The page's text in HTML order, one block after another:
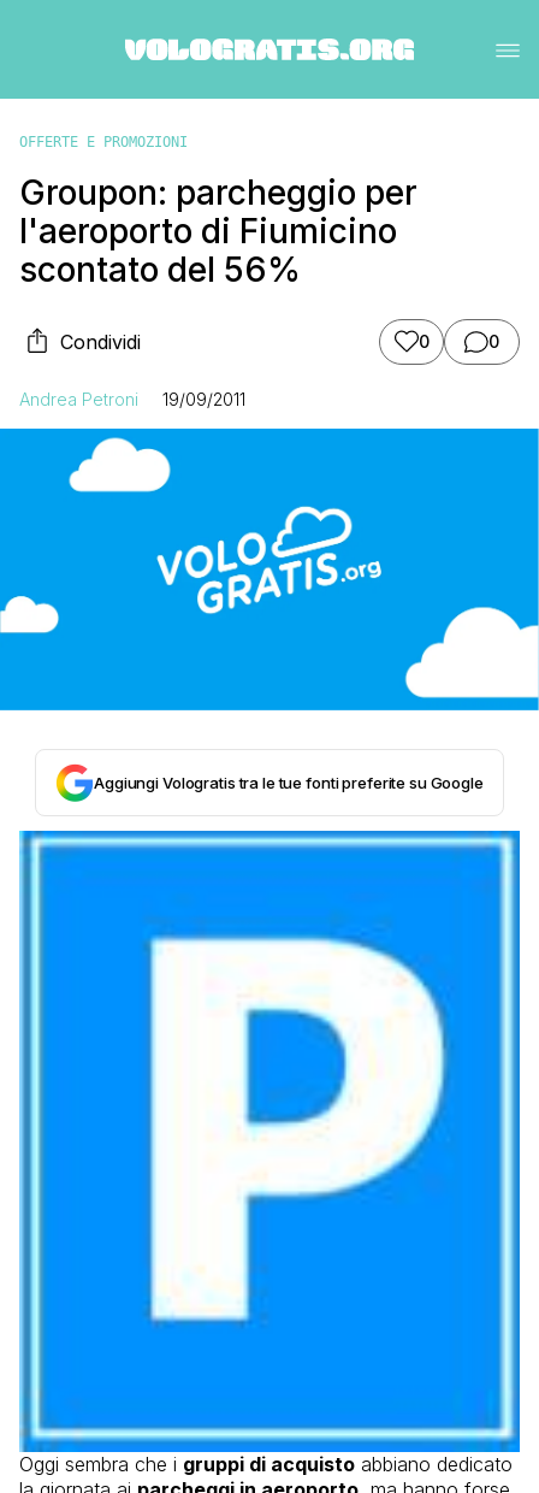
OFFERTE E PROMOZIONI
Groupon: parcheggio per
l'aeroporto di Fiumicino
scontato del 56%
Condividi 0 0
Andrea Petroni 19/09/2011
Aggiungi Vologratis tra le tue fonti preferite su Google
Oggi sembra che i gruppi di acquisto abbiano dedicato